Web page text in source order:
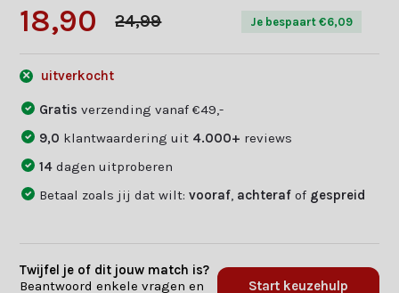
18,90 24,99 Je bespaart €6,09
uitverkocht
Gratisverzending vanaf €49,-
9,0 klantwaardering uit 4.000+ reviews
14dagen uitproberen
Betaal zoals jij dat wilt:vooraf achteraf of gespreid
Twijfel je of dit jouw match is?
Beantwoord enkele vragen en
Start keuzehulp